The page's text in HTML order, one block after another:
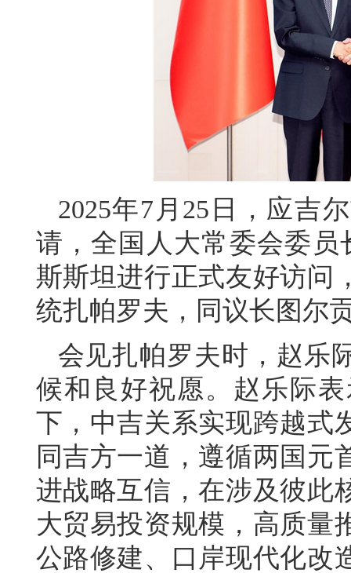
2025年7月25日，应吉
请，全国人大常委会委员
斯斯坦进行正式友好访问
统扎帕罗夫，同议长图尔
会见扎帕罗夫时，赵乐
候和良好祝愿。赵乐际
下，中吉关系实现跨越式
同吉方一道，遵循两国元
进战略互信，在涉及彼此
大贸易投资规模，高质量
公路修建、口岸现代化改